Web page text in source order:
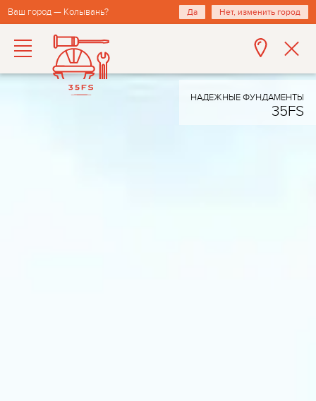
Ваш город — Колывань? Да Нет, изменить город
НАДЕЖНЫЕ ФУНДАМЕНТЫ
35FS